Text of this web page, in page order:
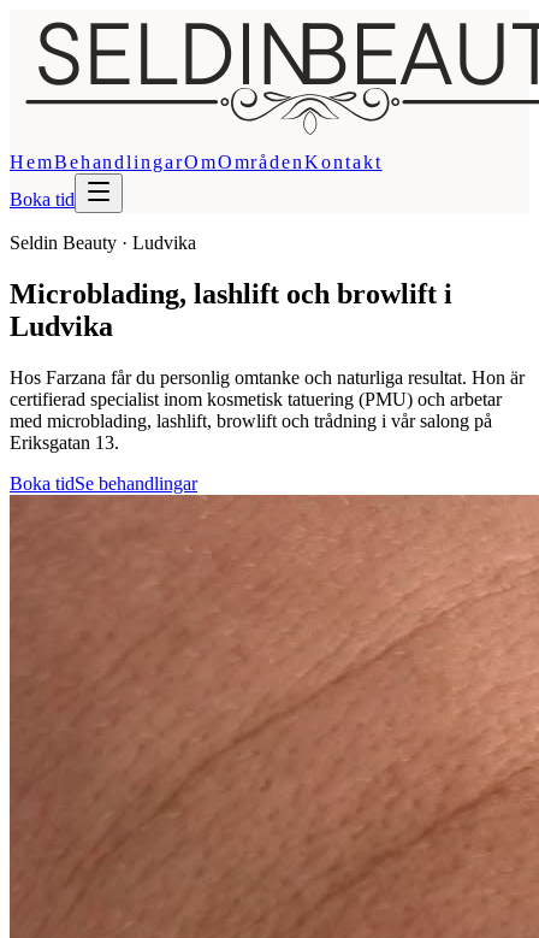
HemBehandlingarOmOmrådenKontakt
Boka tid
Seldin Beauty · Ludvika
Microblading, lashlift och browlift i
Ludvika
Hos Farzana får du personlig omtanke och naturliga resultat. Hon är
certifierad specialist inom kosmetisk tatuering (PMU) och arbetar
med microblading, lashlift, browlift och trådning i vår salong på
Eriksgatan 13.
Boka tidSe behandlingar